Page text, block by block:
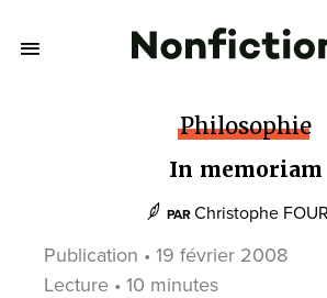
Philosophie
In memoriam
PAR Christophe
Publication • 19 février 2008
Lecture • 10 minutes